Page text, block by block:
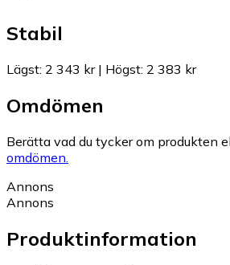
Stabil
Lägst: 2 343 kr| Högst: 2 383 kr
Omdömen
Berätta vad du tycker om produkten
omdömen.
Annons
Annons
Produktinformation